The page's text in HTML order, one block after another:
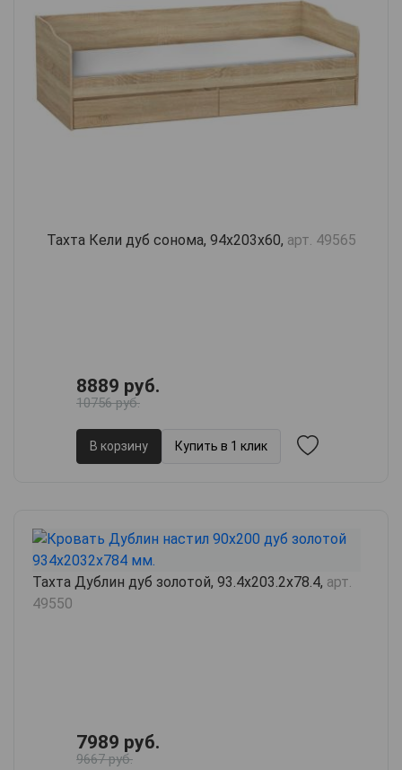
Тахта Кели дуб сонома, 94х203х60, арт. 49565
8889 руб.
10756 руб.
В корзину Купить в 1 клик
Тахта Дублин дуб золотой, 93.4х203.2х78.4, арт.
49550
7989 руб.
9667 руб.